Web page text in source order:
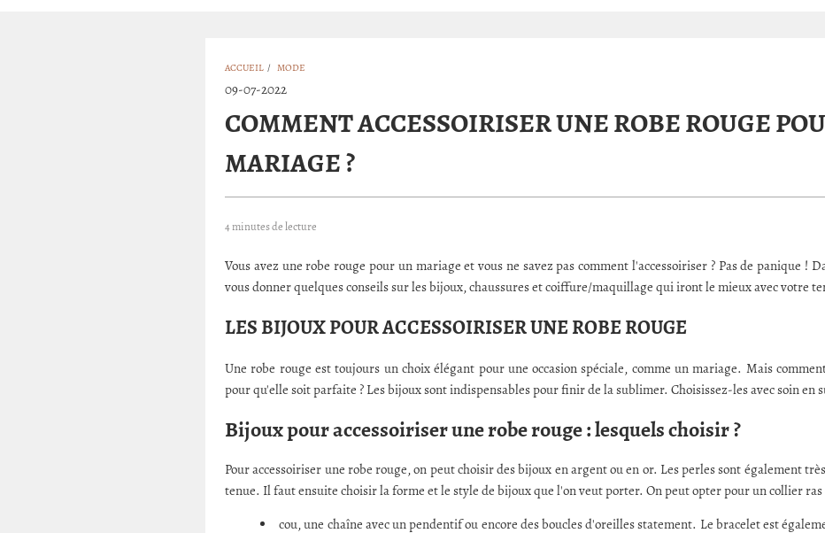
ACCUEIL / MODE
09-07-2022
COMMENT ACCESSOIRISER UNE ROBE ROUGE
MARIAGE ?
4 minutes de lecture
Vous avez une robe rouge pour un mariage et vous ne savez pas comment l'accessoiriser ? Pas de panique !
vous donner quelques conseils sur les bijoux, chaussures et coiffure/maquillage qui iront le mieux avec votre
LES BIJOUX POUR ACCESSOIRISER UNE ROBE ROUGE
Une robe rouge est toujours un choix élégant pour une occasion spéciale, comme un mariage. Mais
pour qu'elle soit parfaite ? Les bijoux sont indispensables pour finir de la sublimer. Choisissez-les avec soin en
Bijoux pour accessoiriser une robe rouge : lesquels choisir ?
Pour accessoiriser une robe rouge, on peut choisir des bijoux en argent ou en or. Les perles sont également
tenue. Il faut ensuite choisir la forme et le style de bijoux que l'on veut porter. On peut opter pour un collier ras
cou, une chaîne avec un pendentif ou encore des boucles d'oreilles statement. Le bracelet est